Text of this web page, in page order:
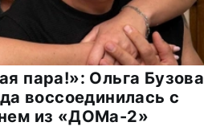
пара!»: Ольга Бузова
воссоединилась с
из «ДОМа-2»